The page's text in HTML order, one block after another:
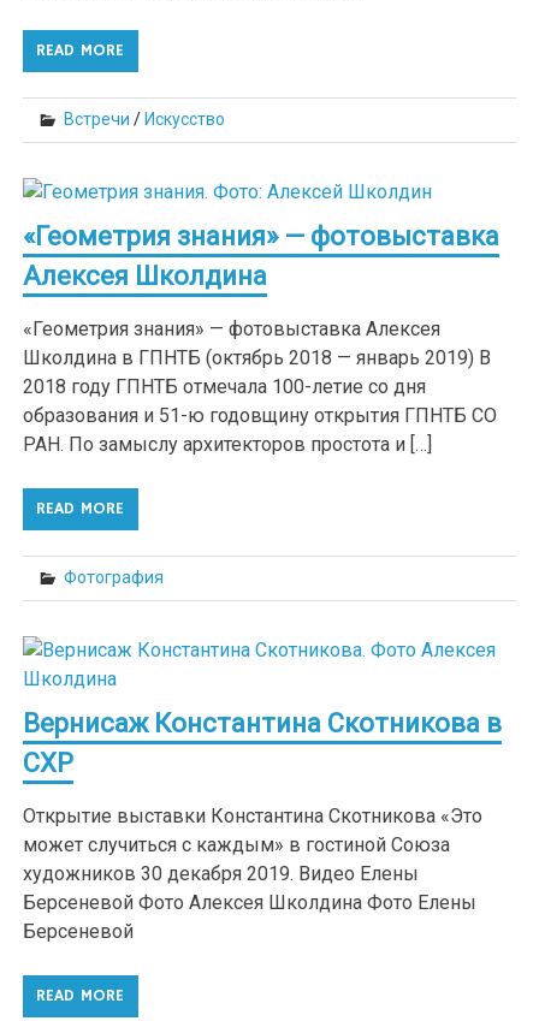
READ MORE
Встречи / Искусство
«Геометрия знания» — фотовыставка
Алексея Школдина
«Геометрия знания» — фотовыставка Алексея
Школдина в ГПНТБ (октябрь 2018 — январь 2019) В
2018 году ГПНТБ отмечала 100-летие со дня
образования и 51-ю годовщину открытия ГПНТБ СО
РАН. По замыслу архитекторов простота и […]
READ MORE
Фотография
Вернисаж Константина Скотникова в
СХР
Открытие выставки Константина Скотникова «Это
может случиться с каждым» в гостиной Союза
художников 30 декабря 2019. Видео Елены
Берсеневой Фото Алексея Школдина Фото Елены
Берсеневой
READ MORE